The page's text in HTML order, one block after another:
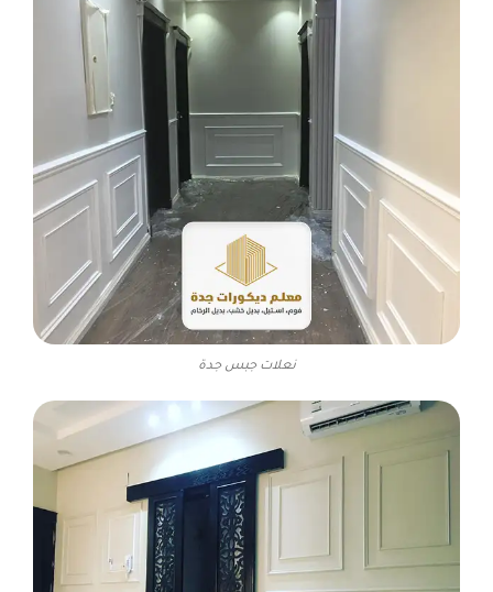
نعلات جبس جدة